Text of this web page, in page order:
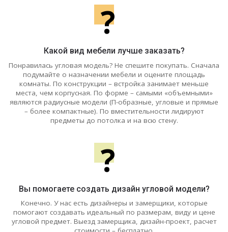
?
Какой вид мебели лучше заказать?
Понравилась угловая модель? Не спешите покупать. Сначала
подумайте о назначении мебели и оцените площадь
комнаты. По конструкции – встройка занимает меньше
места, чем корпусная. По форме – самыми «объемными»
являются радиусные модели (П-образные, угловые и прямые
– более компактные). По вместительности лидируют
предметы до потолка и на всю стену.
?
Вы помогаете создать дизайн угловой модели?
Конечно. У нас есть дизайнеры и замерщики, которые
помогают создавать идеальный по размерам, виду и цене
угловой предмет. Выезд замерщика, дизайн-проект, расчет